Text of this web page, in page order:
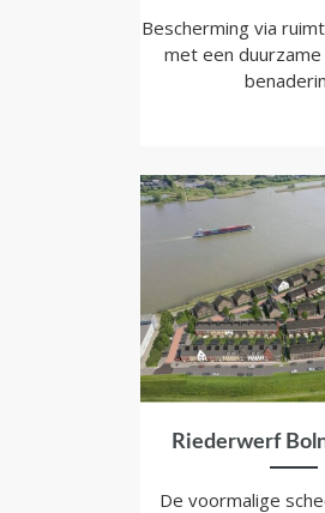
Bescherming via
met een
Riederwerf
De voormalige